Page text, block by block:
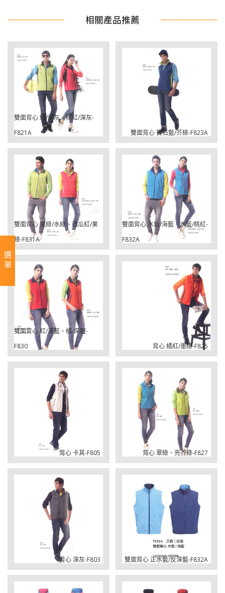
選單
相關產品推薦
雙面背心 綠/深灰、桃紅/深灰-
F821A
雙面背心 寶石藍/芥綠-F823A
雙面背心 果綠/水綠、西瓜紅/果
綠-F831A
雙面背心 水藍/海藍、水藍/桃紅-
F832A
雙面背心 紅/深藍、橘/深藍-
F830
背心 橘紅/墨綠-F825
背心 卡其-F805 背心 翠綠、亮芥綠-F827
背心 深灰-F803 雙面背心 正水藍/反深藍-F832A